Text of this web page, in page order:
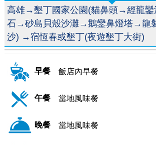
高雄→墾丁國家公園(貓鼻頭→經龍
石→砂島貝殼沙灘→鵝鑾鼻燈塔→龍
沙) →宿恆春或墾丁(夜遊墾丁大街)
早餐 飯店內早餐
午餐 當地風味餐
晚餐 當地風味餐